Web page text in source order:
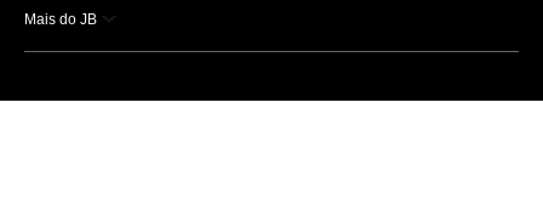
Mais do JB
Esportes